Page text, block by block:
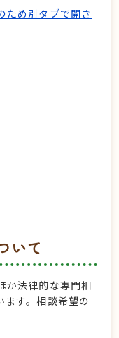
ため別タブで開き
いて
か法律的な専門相
ます。相談希望の